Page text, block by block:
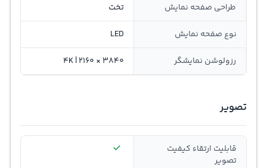
طراحی صفحه نمایش تخت
نوع صفحه نمایش LED
رزولوشن نمایشگر 3840 × 2160 | 4K
تصویر
قابلیت ارتقاء کیفیت
تصویر